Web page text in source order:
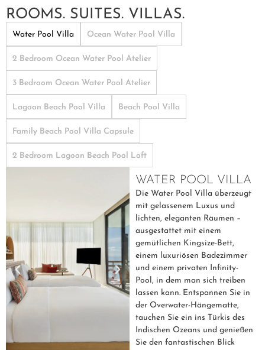
ROOMS. SUITES. VILLAS.
Water Pool Villa Ocean Water Pool Villa
2 Bedroom Ocean Water Pool Atelier
3 Bedroom Ocean Water Pool Atelier
Lagoon Beach Pool Villa Beach Pool Villa
Family Beach Pool Villa Capsule
2 Bedroom Lagoon Beach Pool Loft
WATER POOL VILLA
Die Water Pool Villa überzeugt
mit gelassenem Luxus und
lichten, eleganten Räumen –
ausgestattet mit einem
gemütlichen Kingsize-Bett,
einem luxuriösen Badezimmer
und einem privaten Infinity-
Pool, in dem man sich treiben
lassen kann. Entspannen Sie in
der Overwater-Hängematte,
tauchen Sie ein ins Türkis des
Indischen Ozeans und genießen
Sie den fantastischen Blick